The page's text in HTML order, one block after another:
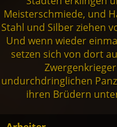
Meisterschmiede, und
Stahl und Silber ziehen
Und wenn wieder
setzen sich von dort
undurchdringlichen
ihren Brüdern